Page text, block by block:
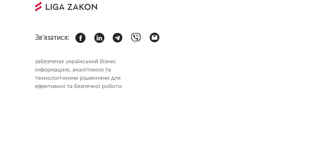
Зв'язатися:
забезпечує український бізнес
інформацією, аналітикою та
технологічними рішеннями для
ефективної та безпечної роботи.